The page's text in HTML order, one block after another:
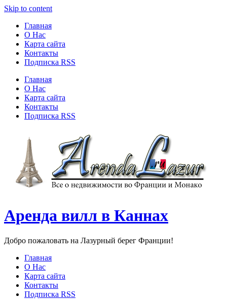
Skip to content
Главная
О Нас
Карта сайта
Контакты
Подписка RSS
Главная
О Нас
Карта сайта
Контакты
Подписка RSS
Аренда вилл в Каннах
Добро пожаловать на Лазурный берег Франции!
Главная
О Нас
Карта сайта
Контакты
Подписка RSS